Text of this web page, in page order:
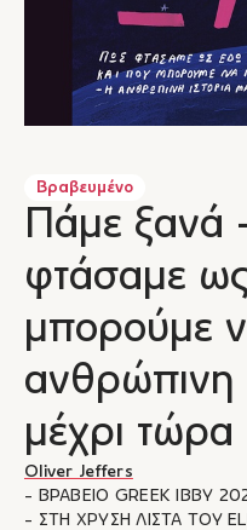
Βραβευμένο
Πάμε
φτάσαμε
μπορούμε
ανθρώπινη
μέχρι τώρα
Oliver Jeffers
- ΒΡΑΒΕΙΟ GREEK IBBY
- ΣΤΗ ΧΡΥΣΗ ΛΙΣΤΑ ΤΟΥ